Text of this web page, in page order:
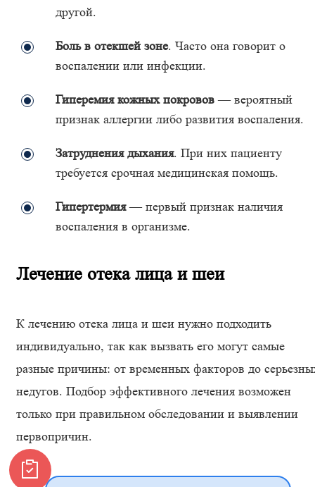
другой.
Боль в отекшей зоне. Часто она говорит о
воспалении или инфекции.
Гиперемия кожных покровов — вероятный
признак аллергии либо развития воспаления.
Затруднения дыхания. При них пациенту
требуется срочная медицинская помощь.
Гипертермия— первый признак наличия
воспаления в организме.
Лечение отека лица и шеи
К лечению отека лица и шеи нужно подходить
индивидуально, так как вызвать его могут самые
разные причины: от временных факторов до
недугов. Подбор эффективного лечения возможен
только при правильном обследовании и выявлении
первопричин.